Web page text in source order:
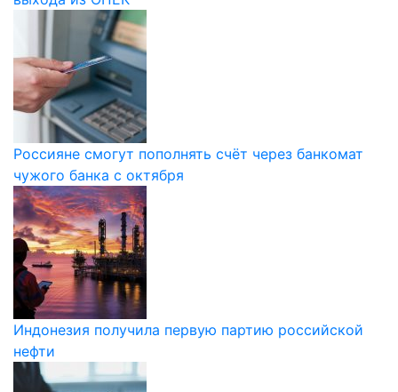
Россияне смогут пополнять счёт через банкомат
чужого банка с октября
Индонезия получила первую партию российской
нефти